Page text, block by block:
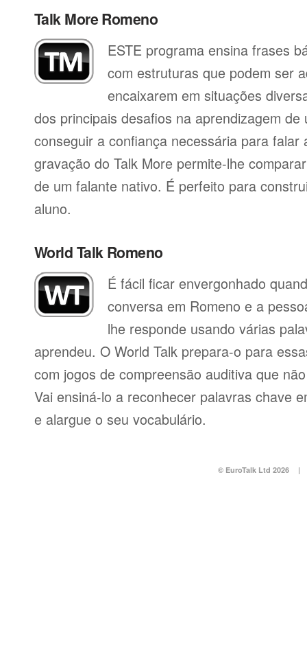
Talk More Romeno
ESTE programa ensina frases
com estruturas que podem ser
encaixarem em situações
dos principais desafios na aprendizagem
conseguir a confiança necessária para
gravação do Talk More permite-lhe
de um falante nativo. É perfeito para
aluno.
World Talk Romeno
É fácil ficar envergonhado
conversa em Romeno e a
lhe responde usando várias
aprendeu. O World Talk prepara-o para
com jogos de compreensão auditiva que
Vai ensiná-lo a reconhecer palavras chave
e alargue o seu vocabulário.
© EuroTalk Ltd 2026 |